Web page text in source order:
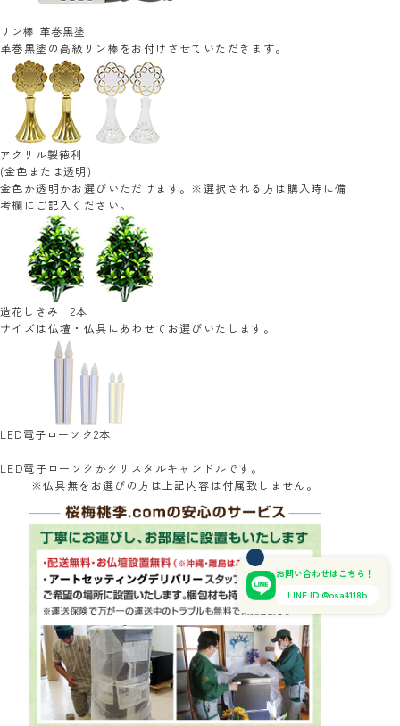
リン棒 革巻黒塗
革巻黒塗の高級リン棒をお付けさせていただきます。
アクリル製徳利
(金色または透明)
金色か透明かお選びいただけます。※選択される方は購入時に備
考欄にご記入ください。
造花しきみ 2本
サイズは仏壇・仏具にあわせてお選びいたします。
LED電子ローソク2本
LED電子ローソクかクリスタルキャンドルです。
※仏具無をお選びの方は上記内容は付属致しません。
お問い合わせはこちら！
LINE ID @osa4118b